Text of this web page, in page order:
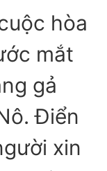
hòa
mắt
gả
Điển
xin